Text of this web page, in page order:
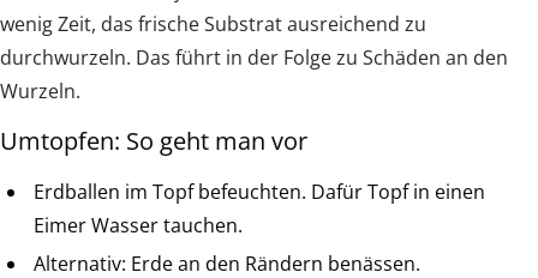
wenig Zeit, das frische Substrat ausreichend zu
durchwurzeln. Das führt in der Folge zu Schäden an den
Wurzeln.
Umtopfen: So geht man vor
Erdballen im Topf befeuchten. Dafür Topf in einen
Eimer Wasser tauchen.
Alternativ: Erde an den Rändern benässen.